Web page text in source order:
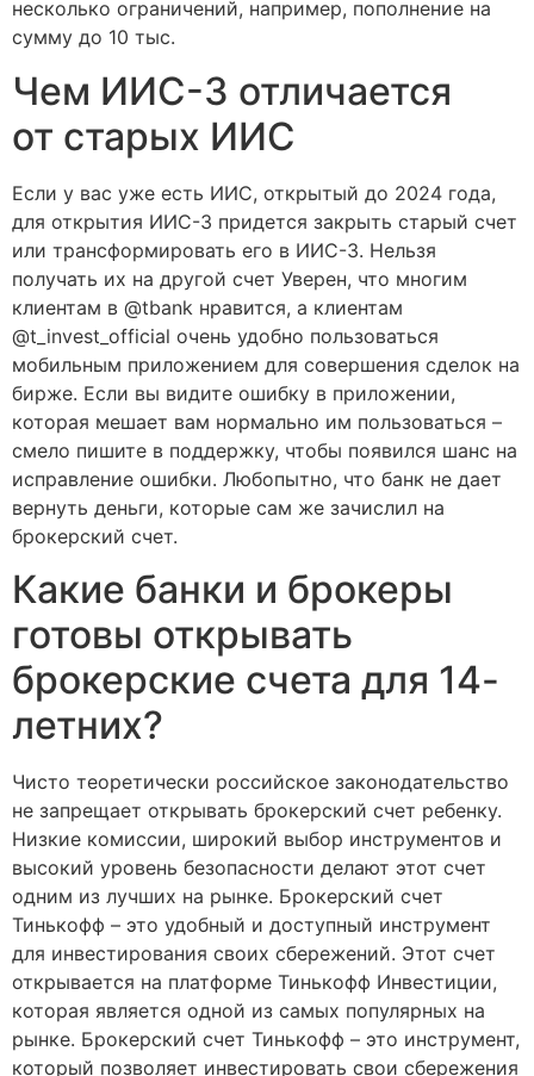
несколько ограничений, например, пополнение на
сумму до 10 тыс.
Чем ИИС-3 отличается
от старых ИИС
Если у вас уже есть ИИС, открытый до 2024 года,
для открытия ИИС-3 придется закрыть старый счет
или трансформировать его в ИИС-3. Нельзя
получать их на другой счет Уверен, что многим
клиентам в @tbank нравится, а клиентам
@t_invest_official очень удобно пользоваться
мобильным приложением для совершения сделок на
бирже. Если вы видите ошибку в приложении,
которая мешает вам нормально им пользоваться –
смело пишите в поддержку, чтобы появился шанс на
исправление ошибки. Любопытно, что банк не дает
вернуть деньги, которые сам же зачислил на
брокерский счет.
Какие банки и брокеры
готовы открывать
брокерские счета для 14-
летних?
Чисто теоретически российское законодательство
не запрещает открывать брокерский счет ребенку.
Низкие комиссии, широкий выбор инструментов и
высокий уровень безопасности делают этот счет
одним из лучших на рынке. Брокерский счет
Тинькофф – это удобный и доступный инструмент
для инвестирования своих сбережений. Этот счет
открывается на платформе Тинькофф Инвестиции,
которая является одной из самых популярных на
рынке. Брокерский счет Тинькофф – это инструмент,
который позволяет инвестировать свои сбережения